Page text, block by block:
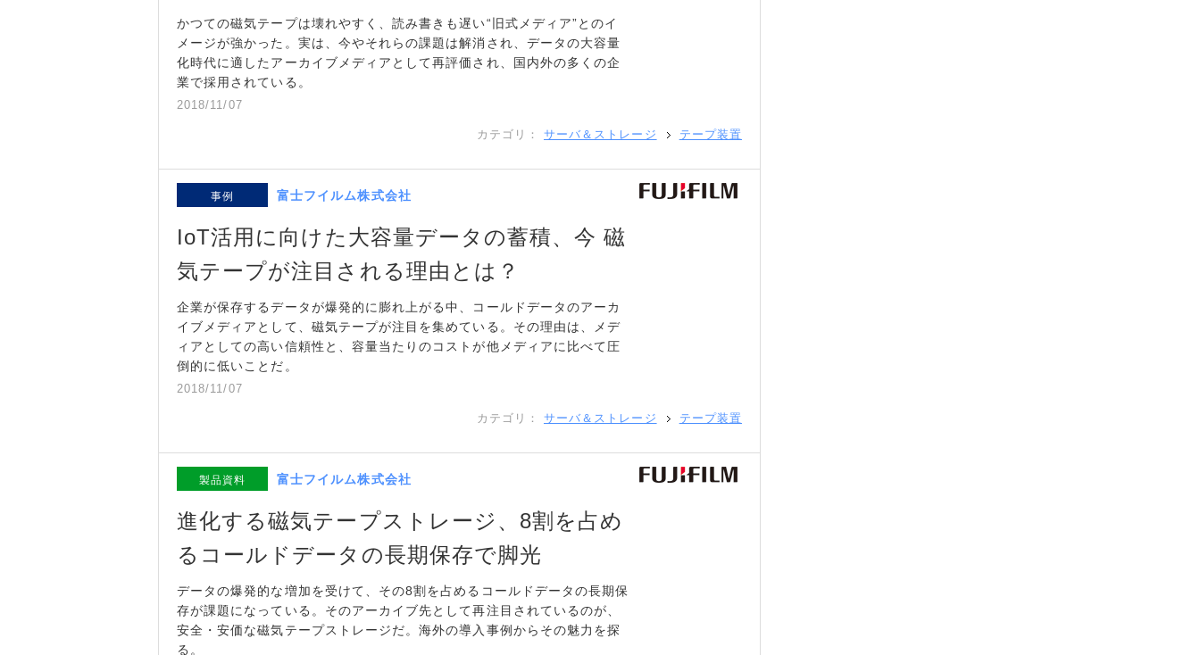
かつての磁気テープは壊れやすく、読み書きも遅い“旧式メディア”とのイ
メージが強かった。実は、今やそれらの課題は解消され、データの大容量
化時代に適したアーカイブメディアとして再評価され、国内外の多くの企
業で採用されている。
2018/11/07
カテゴリ： サーバ＆ストレージ テープ装置
事例 富士フイルム株式会社
IoT活用に向けた大容量データの蓄積、今 磁
気テープが注目される理由とは？
企業が保存するデータが爆発的に膨れ上がる中、コールドデータのアーカ
イブメディアとして、磁気テープが注目を集めている。その理由は、メデ
ィアとしての高い信頼性と、容量当たりのコストが他メディアに比べて圧
倒的に低いことだ。
2018/11/07
カテゴリ： サーバ＆ストレージ テープ装置
製品資料 富士フイルム株式会社
進化する磁気テープストレージ、8割を占め
るコールドデータの長期保存で脚光
データの爆発的な増加を受けて、その8割を占めるコールドデータの長期保
存が課題になっている。そのアーカイブ先として再注目されているのが、
安全・安価な磁気テープストレージだ。海外の導入事例からその魅力を探
る。